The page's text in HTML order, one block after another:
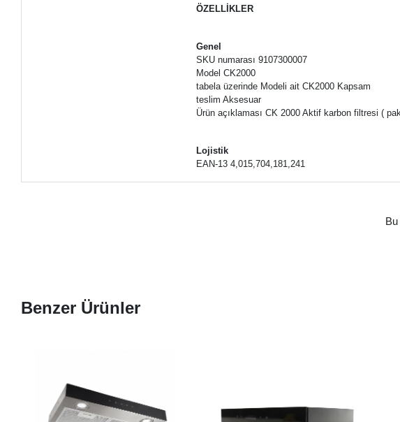
ÖZELLİKLER
Genel
SKU numarası 9107300007
Model CK2000
tabela üzerinde Modeli ait CK2000 Kapsam
teslim Aksesuar
Ürün açıklaması CK 2000 Aktif karbon filtresi (
Lojistik
EAN-13 4,015,704,181,241
Benzer Ürünler